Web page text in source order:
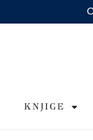
KNJIGE